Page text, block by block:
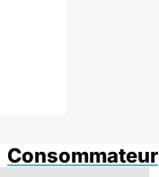
Consommateur